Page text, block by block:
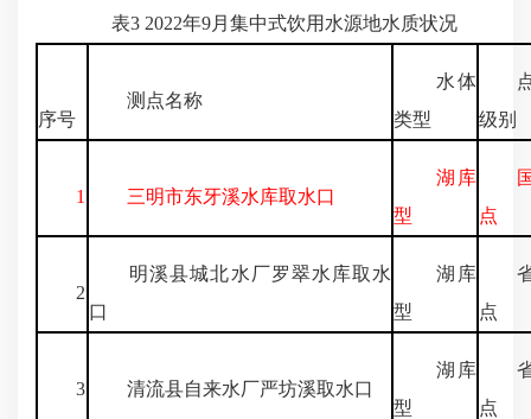
表3 2022年9月集中式饮用水源地水质状况
序号
测点名称
水体
类型
点
级别
1 三明市东牙溪水库取水口
湖库
型
国
点
2
明溪县城北水厂罗翠水库取水
口
湖库
型
省
点
3 清流县自来水厂严坊溪取水口
湖库
型
省
点